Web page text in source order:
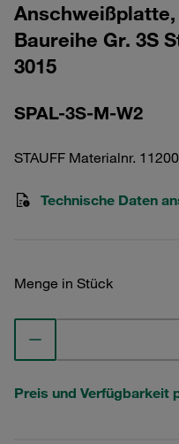
Baureihe Gr. 3S
3015
SPAL-3S-M-W2
STAUFF Materialnr.
Technische Daten
Menge in Stück
Preis und Verfügbarkeit